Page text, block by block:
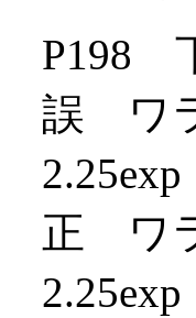
P198
誤 ワ
正 ワ